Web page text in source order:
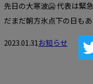
先日の大寒波🥶 代表は緊
だまだ朝方氷点下の日も
2023.01.31 お知らせ